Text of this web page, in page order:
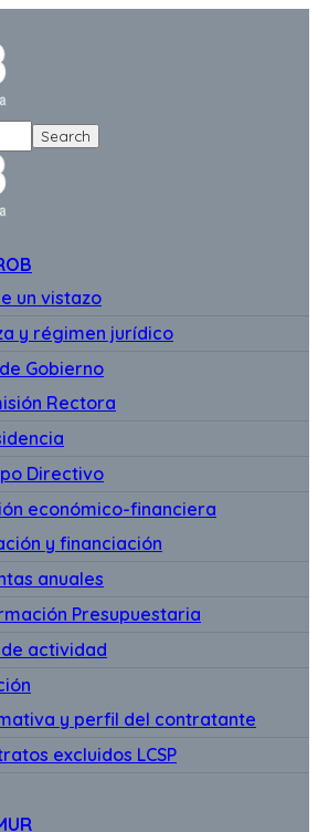
un vistazo
y régimen jurídico
Gobierno
Rectora
Directivo
económico-financiera
y financiación
anuales
Presupuestaria
actividad
y perfil del contratante
excluidos LCSP